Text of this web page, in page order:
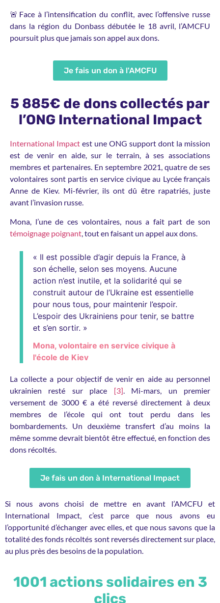
🚨Face à l’intensification du conflit, avec l’offensive russe
dans la région du Donbass débutée le 18 avril, l’AMCFU
poursuit plus que jamais son appel aux dons.
Je fais un don à l'AMCFU
5 885€ de dons collectés par
l’ONG International Impact
International Impact est une ONG support dont la mission
est de venir en aide, sur le terrain, à ses associations
membres et partenaires. En septembre 2021, quatre de ses
volontaires sont partis en service civique au Lycée français
Anne de Kiev. Mi-février, ils ont dû être rapatriés, juste
avant l’invasion russe.
Mona, l’une de ces volontaires, nous a fait part de son
témoignage poignant , tout en faisant un appel aux dons.
« Il est possible d’agir depuis la France, à
son échelle, selon ses moyens. Aucune
action n’est inutile, et la solidarité qui se
construit autour de l’Ukraine est essentielle
pour nous tous, pour maintenir l’espoir.
L’espoir des Ukrainiens pour tenir, se battre
et s’en sortir. »
Mona, volontaire en service civique à
l'école de Kiev
La collecte a pour objectif de venir en aide au personnel
ukrainien resté sur place [3]. Mi-mars, un premier
versement de 3000 € a été reversé directement à deux
membres de l’école qui ont tout perdu dans les
bombardements. Un deuxième transfert d’au moins la
même somme devrait bientôt être effectué, en fonction des
dons récoltés.
Je fais un don à International Impact
Si nous avons choisi de mettre en avant l’AMCFU et
International Impact, c’est parce que nous avons eu
l’opportunité d’échanger avec elles, et que nous savons que la
totalité des fonds récoltés sont reversés directement sur place,
au plus près des besoins de la population.
1001 actions solidaires en 3
clics